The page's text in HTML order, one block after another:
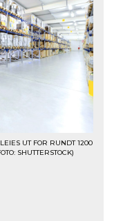
UT FOR RUNDT 1200
SHUTTERSTOCK)